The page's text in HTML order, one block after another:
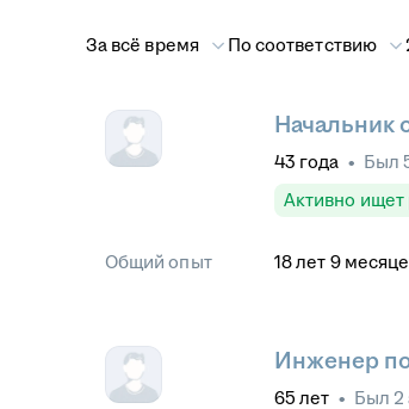
За всё время По соответствию
Начальник
43 года • Был
Активно ищет
Общий опыт 18лет 9
Инженер
65 лет • Был 2